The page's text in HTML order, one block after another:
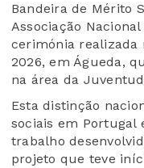
Bandeira de Mérito
Associação
cerimónia realizada
2026, em Águeda,
na área da
Esta distinção
sociais em Portugal
trabalho
projeto que teve